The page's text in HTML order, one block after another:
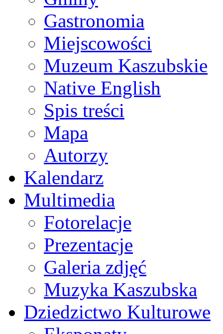
Gastronomia
Miejscowości
Muzeum Kaszubskie
Native English
Spis treści
Mapa
Autorzy
Kalendarz
Multimedia
Fotorelacje
Prezentacje
Galeria zdjęć
Muzyka Kaszubska
Dziedzictwo Kulturowe